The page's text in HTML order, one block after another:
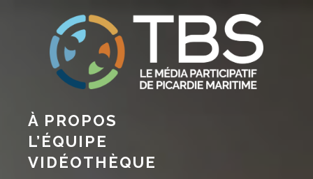
À PROPOS
L’ÉQUIPE
VIDÉOTHÈQUE